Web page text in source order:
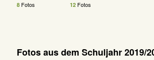
8Fotos 12Fotos
Fotos aus dem Schuljahr 2019/